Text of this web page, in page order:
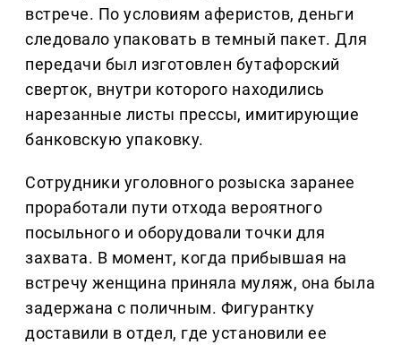
встрече. По условиям аферистов, деньги
следовало упаковать в темный пакет. Для
передачи был изготовлен бутафорский
сверток, внутри которого находились
нарезанные листы прессы, имитирующие
банковскую упаковку.
Сотрудники уголовного розыска заранее
проработали пути отхода вероятного
посыльного и оборудовали точки для
захвата. В момент, когда прибывшая на
встречу женщина приняла муляж, она была
задержана с поличным. Фигурантку
доставили в отдел, где установили ее